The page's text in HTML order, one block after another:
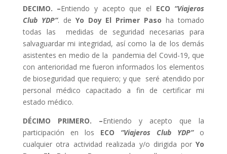
DECIMO. –Entiendo y acepto que el ECO “Viajeros
Club YDP”. de Yo Doy El Primer Pasoha tomado
todas las medidas de seguridad necesarias para
salvaguardar mi integridad, así como la de los demás
asistentes en medio de la pandemia del Covid-19, que
con anterioridad me fueron informados los elementos
de bioseguridad que requiero; y que seré atendido por
personal médico capacitado a fin de certificar mi
estado médico.
DÉCIMO PRIMERO. –Entiendo y acepto que la
participación en los ECO “Viajeros Club YDP” o
cualquier otra actividad realizada y/o dirigida porYo